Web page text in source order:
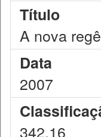
Título
A nova
Data
2007
342.16